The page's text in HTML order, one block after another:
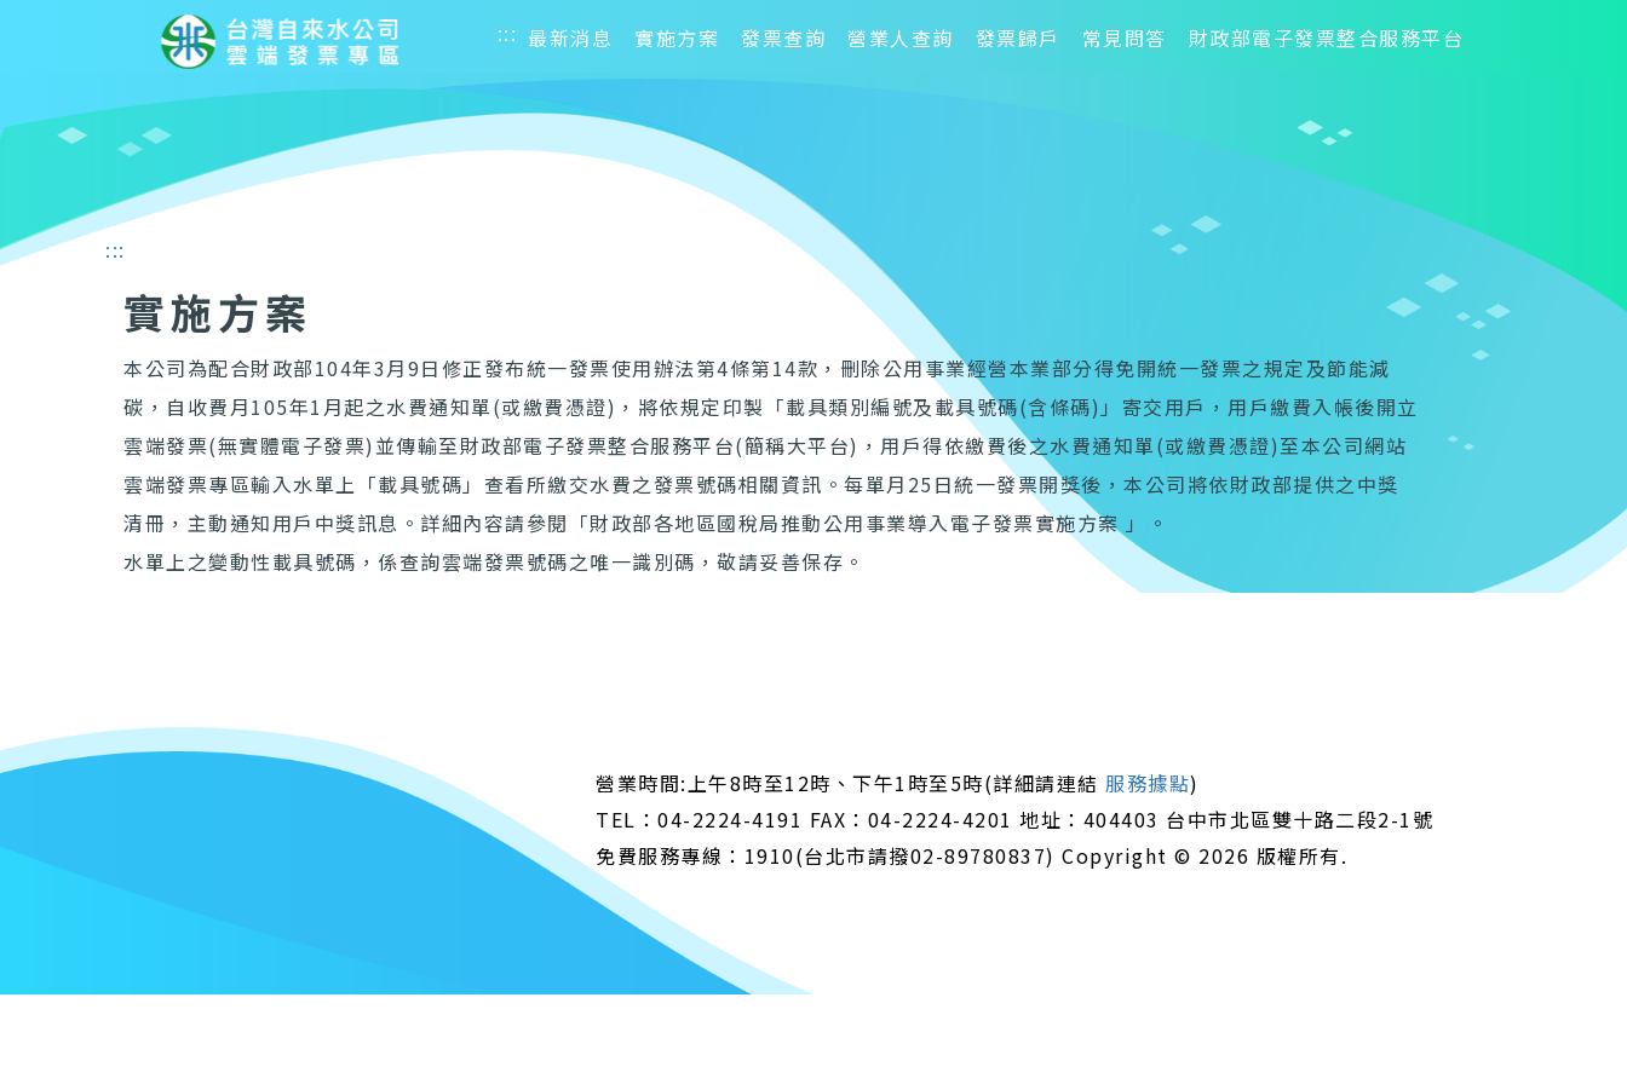
::: 最新消息 實施方案 發票查詢 營業人查詢 發票歸戶 常見問答 財政部電子發票整合服務平台
:::
實施方案
本公司為配合財政部104年3月9日修正發布統一發票使用辦法第4條第14款，刪除公用事業經營本業部分得免開統一發票之規定及節能減
碳，自收費月105年1月起之水費通知單(或繳費憑證)，將依規定印製「載具類別編號及載具號碼(含條碼)」寄交用戶，用戶繳費入帳後開立
雲端發票(無實體電子發票)並傳輸至財政部電子發票整合服務平台(簡稱大平台)，用戶得依繳費後之水費通知單(或繳費憑證)至本公司網站
雲端發票專區輸入水單上「載具號碼」查看所繳交水費之發票號碼相關資訊。每單月25日統一發票開獎後，本公司將依財政部提供之中獎
清冊，主動通知用戶中獎訊息。詳細內容請參閱「財政部各地區國稅局推動公用事業導入電子發票實施方案 」。
水單上之變動性載具號碼，係查詢雲端發票號碼之唯一識別碼，敬請妥善保存。
營業時間:上午8時至12時、下午1時至5時(詳細請連結 服務據點)
TEL：04-2224-4191 FAX：04-2224-4201 地址：404403 台中市北區雙十路二段2-1號
免費服務專線：1910(台北市請撥02-89780837) Copyright © 2026 版權所有.